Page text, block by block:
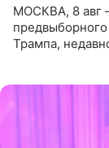
МОСКВА, 8 авг
Трампа,